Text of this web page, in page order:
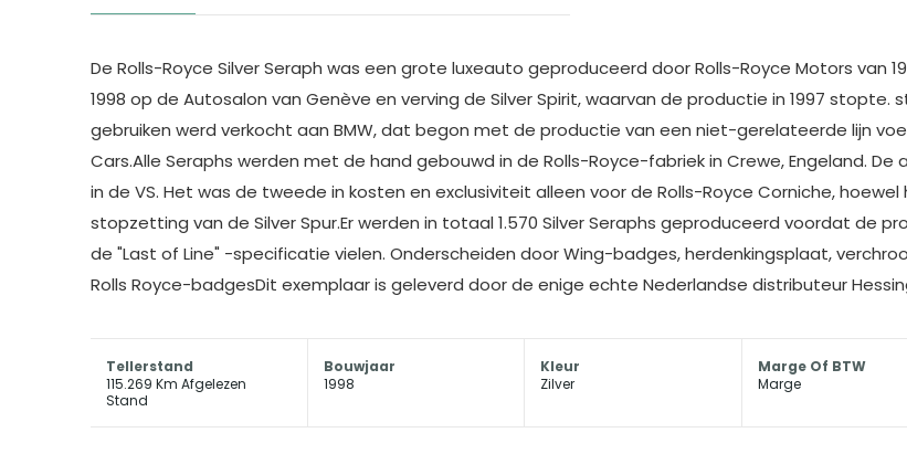
De Rolls-Royce Silver Seraph was een grote luxeauto geproduceerd door Rolls-Royce Motors van
1998 op de Autosalon van Genève en verving de Silver Spirit, waarvan de productie in 1997
gebruiken werd verkocht aan BMW, dat begon met de productie van een niet-gerelateerde lijn
Cars.Alle Seraphs werden met de hand gebouwd in de Rolls-Royce-fabriek in Crewe, Engeland. De
in de VS. Het was de tweede in kosten en exclusiviteit alleen voor de Rolls-Royce Corniche,
stopzetting van de Silver Spur.Er werden in totaal 1.570 Silver Seraphs geproduceerd voordat de
de "Last of Line" -specificatie vielen. Onderscheiden door Wing-badges, herdenkingsplaat,
Rolls Royce-badgesDit exemplaar is geleverd door de enige echte Nederlandse distributeur
Tellerstand
115.269 Km Afgelezen
Stand
Bouwjaar
1998
Kleur
Zilver
Marge Of BTW
Marge